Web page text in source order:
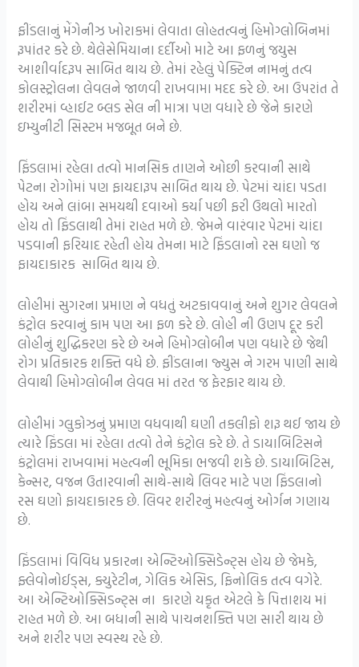
ફીંડલાનું મેંગેનીઝ ખોરાકમાં લેવાતા લોહતત્વનું હિમોગ્લોબિનમાં
રૂપાંતર કરે છે. થેલેસેમિયાના દર્દીઓ માટે આ ફળનું જયુસ
આશીર્વાદરૂપ સાબિત થાય છે. તેમાં રહેલું પેક્ટિન નામનું તત્વ
કોલસ્ટ્રોલના લેવલને જાળવી રાખવામા મદદ કરે છે. આ ઉપરાંત તે
શરીરમાં વ્હાઈટ બ્લડ સેલ ની માત્રા પણ વધારે છે જેને કારણે
ઇમ્યુનીટી સિસ્ટમ મજબૂત બને છે.
ફિંડલામાં રહેલા તત્વો માનસિક તાણને ઓછી કરવાની સાથે
પેટના રોગોમાં પણ ફાયદારૂપ સાબિત થાય છે. પેટમાં ચાંદા પડતા
હોય અને લાંબા સમયથી દવાઓ કર્યા પછી ફરી ઉથલો મારતો
હોય તો ફિંડલાથી તેમાં રાહત મળે છે. જેમને વારંવાર પેટમાં ચાંદા
પડવાની ફરિયાદ રહેતી હોય તેમના માટે ફિંડલાનો રસ ઘણો જ
ફાયદાકારક સાબિત થાય છે.
લોહીમાં સુગરના પ્રમાણ ને વધતું અટકાવવાનું અને શુગર લેવલને
કંટ્રોલ કરવાનું કામ પણ આ ફળ કરે છે. લોહી ની ઉણપ દૂર કરી
લોહીનું શુદ્ધિકરણ કરે છે અને હિમોગ્લોબીન પણ વધારે છે જેથી
રોગ પ્રતિકારક શક્તિ વધે છે. ફીંડલાના જ્યુસ ને ગરમ પાણી સાથે
લેવાથી હિમોગ્લોબીન લેવલ માં તરત જ ફેરફાર થાય છે.
લોહીમાં ગ્લુકોઝનું પ્રમાણ વધવાથી ઘણી તકલીફો શરૂ થઈ જાય છે
ત્યારે ફિંડલા માં રહેલા તત્વો તેને કંટ્રોલ કરે છે. તે ડાયાબિટિસને
કંટ્રોલમાં રાખવામાં મહત્વની ભૂમિકા ભજવી શકે છે. ડાયાબિટિસ,
કેન્સર, વજન ઉતારવાની સાથે-સાથે લિવર માટે પણ ફિંડલાનો
રસ ઘણો ફાયદાકારક છે. લિવર શરીરનું મહત્વનું ઓર્ગન ગણાય
છે.
ફિંડલામાં વિવિધ પ્રકારના એન્ટિઓક્સિડેન્ટ્સ હોય છે જેમકે,
ફ્લેવોનોઈડ્સ, ક્યુરેટીન, ગેલિક એસિડ, ફિનોલિક તત્વ વગેરે.
આ એન્ટિઓક્સિડન્ટ્સ ના કારણે યકૃત એટલે કે પિત્તાશય માં
રાહત મળે છે. આ બધાની સાથે પાચનશક્તિ પણ સારી થાય છે
અને શરીર પણ સ્વસ્થ રહે છે.